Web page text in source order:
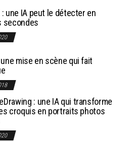
: une IA peut le détecter en
secondes
une mise en scène qui fait
: une IA qui transforme
croquis en portraits photos